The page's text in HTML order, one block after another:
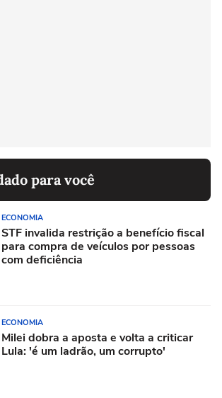
para você
ECONOMIA
STF invalida restrição a benefício fiscal
para compra de veículos por pessoas
com deficiência
ECONOMIA
Milei dobra a aposta e volta a criticar
Lula: 'é um ladrão, um corrupto'